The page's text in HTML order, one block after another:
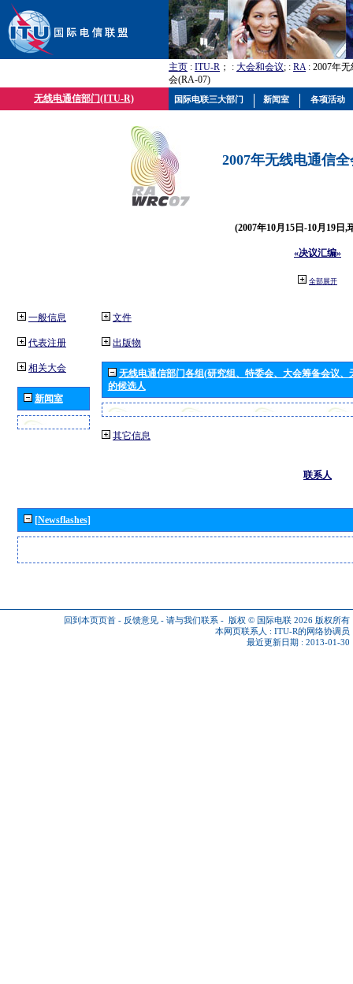
主页 : ITU-R ； : 大会和会议; : RA: 2007年
会(RA-07)
无线电通信部门(ITU-R)
2007年无线电通信
(2007年10月15日-10月19日,
«决议汇编»
全部展开
一般信息
代表注册
相关大会
新闻室
文件
出版物
无线电通信部门各组(研究组、特委会、大会筹备会议
的候选人
其它信息
联系人
[Newsflashes]
回到本页页首 - 反馈意见 - 请与我们联系 - 版权 © 国际电联 2026 版权所有
本网页联系人 : ITU-R的网络协调员
最近更新日期 : 2013-01-30
国际电联三大部门 新闻室 各项活动